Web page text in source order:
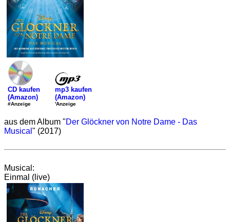
CD kaufen
(Amazon)
#Anzeige
mp3 kaufen
(Amazon)
'Anzeige
aus dem Album "Der Glöckner von Notre Dame - Das
Musical " (2017)
Musical:
Einmal (live)